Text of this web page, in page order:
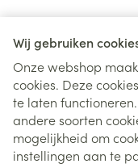
Wij gebruiken
Onze webshop
cookies. Deze
te laten
andere soorten
mogelijkheid om
instellingen aan te